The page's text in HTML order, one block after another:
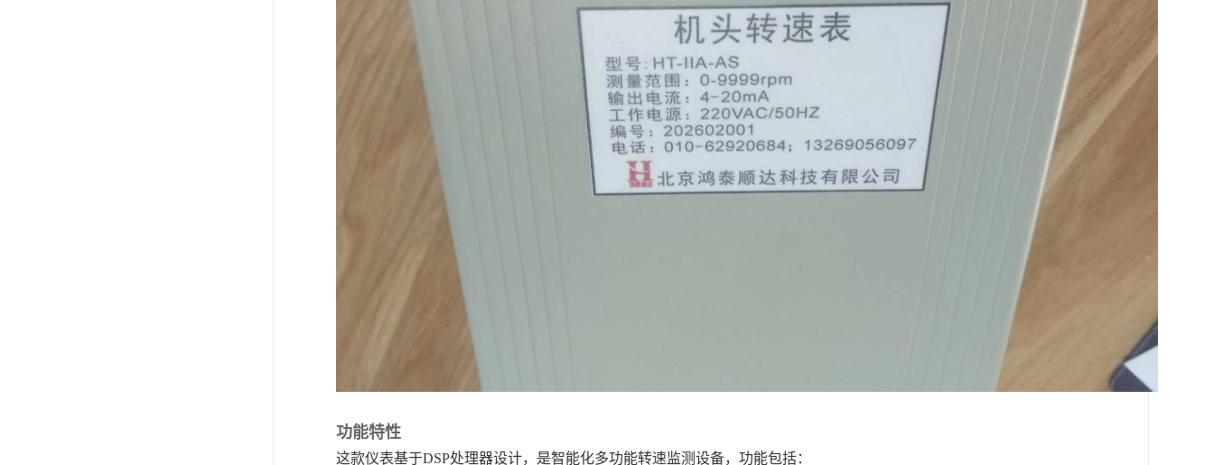
功能特性
这款仪表基于DSP处理器设计，是智能化多功能转速监测设备，功能包括：